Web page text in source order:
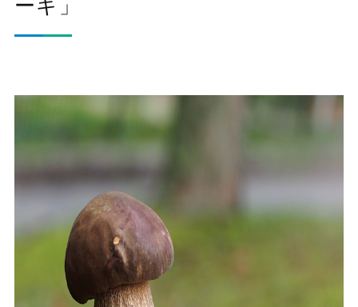
ーキ」